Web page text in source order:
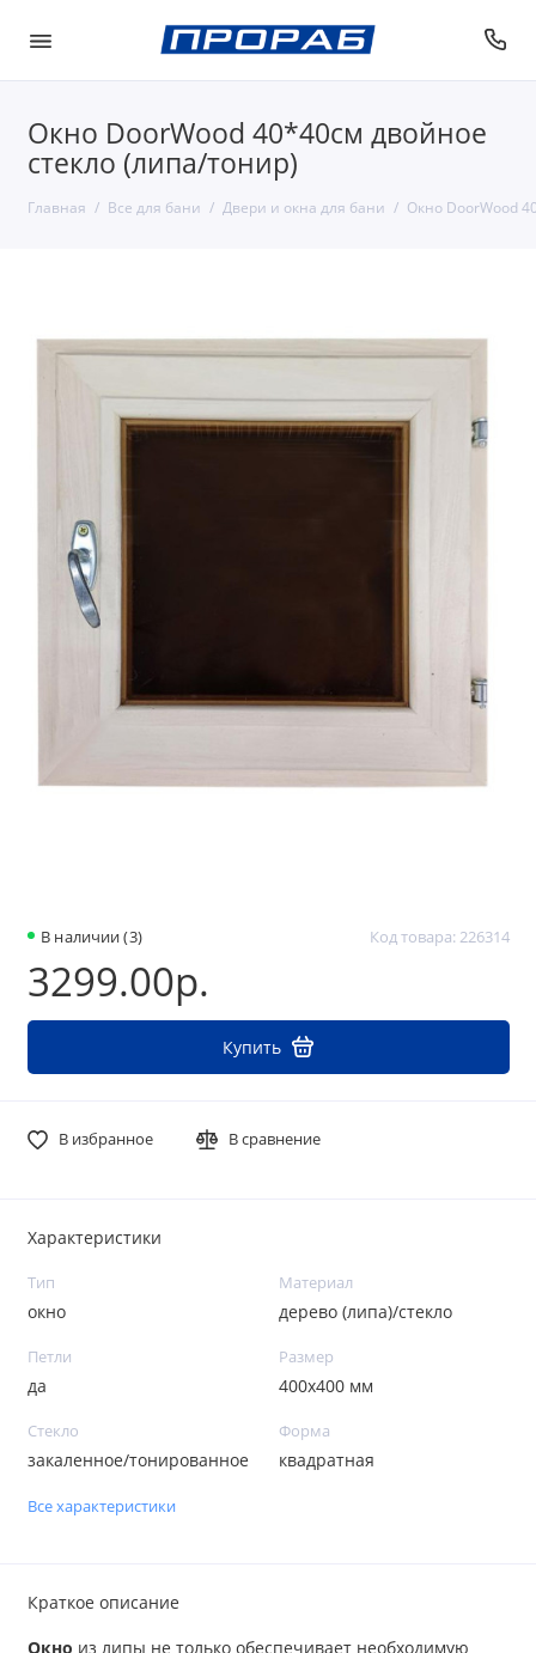
Окно DoorWood 40*40см двойное
стекло (липа/тонир)
Главная Все для бани Двери и окна для бани Окно DoorWood
В наличии (3) Код товара: 226314
3299.00р.
Купить
В избранное В сравнение
Характеристики
Тип
окно
Материал
дерево (липа)/стекло
Петли
да
Размер
400х400 мм
Стекло
закаленное/тонированное
Форма
квадратная
Все характеристики
Краткое описание
Окно из липы не только обеспечивает необходимую